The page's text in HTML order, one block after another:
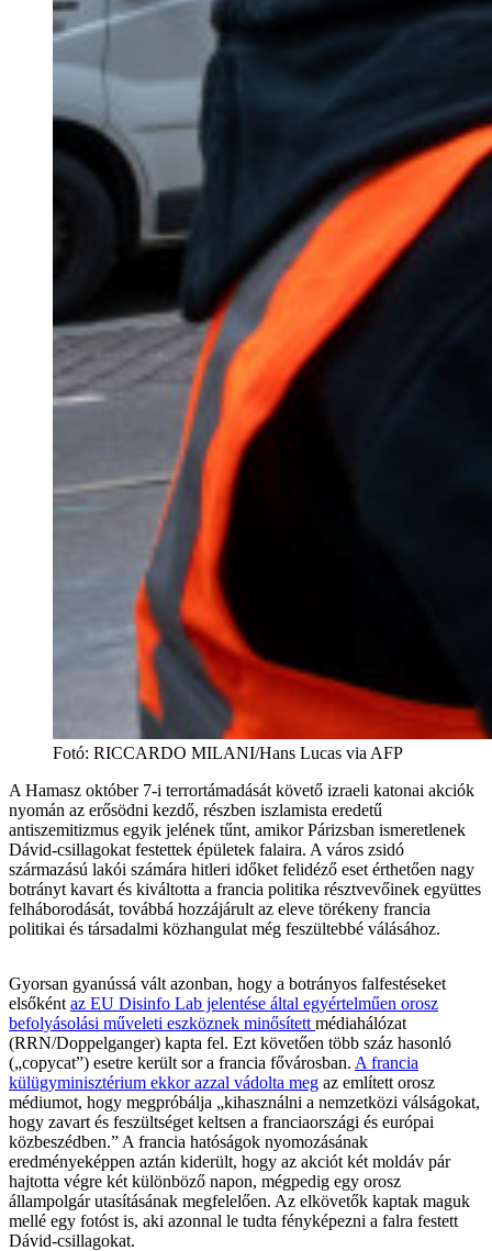
Fotó: RICCARDO MILANI/Hans Lucas via AFP
A Hamasz október 7-i terrortámadását követő izraeli katonai akciók
nyomán az erősödni kezdő, részben iszlamista eredetű
antiszemitizmus egyik jelének tűnt, amikor Párizsban ismeretlenek
Dávid-csillagokat festettek épületek falaira. A város zsidó
származású lakói számára hitleri időket felidéző eset érthetően nagy
botrányt kavart és kiváltotta a francia politika résztvevőinek együttes
felháborodását, továbbá hozzájárult az eleve törékeny francia
politikai és társadalmi közhangulat még feszültebbé válásához.
Gyorsan gyanússá vált azonban, hogy a botrányos falfestéseket
elsőként az EU Disinfo Lab jelentése által egyértelműen orosz
befolyásolási műveleti eszköznek minősített médiahálózat
(RRN/Doppelganger) kapta fel. Ezt követően több száz hasonló
(„copycat”) esetre került sor a francia fővárosban. A francia
külügyminisztérium ekkor azzal vádolta meg az említett orosz
médiumot, hogy megpróbálja „kihasználni a nemzetközi válságokat,
hogy zavart és feszültséget keltsen a franciaországi és európai
közbeszédben.” A francia hatóságok nyomozásának
eredményeképpen aztán kiderült, hogy az akciót két moldáv pár
hajtotta végre két különböző napon, mégpedig egy orosz
állampolgár utasításának megfelelően. Az elkövetők kaptak maguk
mellé egy fotóst is, aki azonnal le tudta fényképezni a falra festett
Dávid-csillagokat.